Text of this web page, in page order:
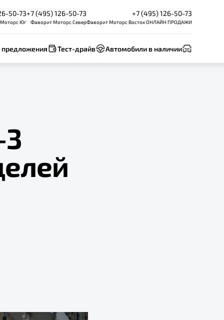
50-73
Юг
+7 (495) 126-50-73
Фаворит Моторс Север
+7 (495) 126-50-73
Фаворит Моторс Восток ОНЛАЙН ПРОДАЖИ
Тест-драйв Автомобили в наличии